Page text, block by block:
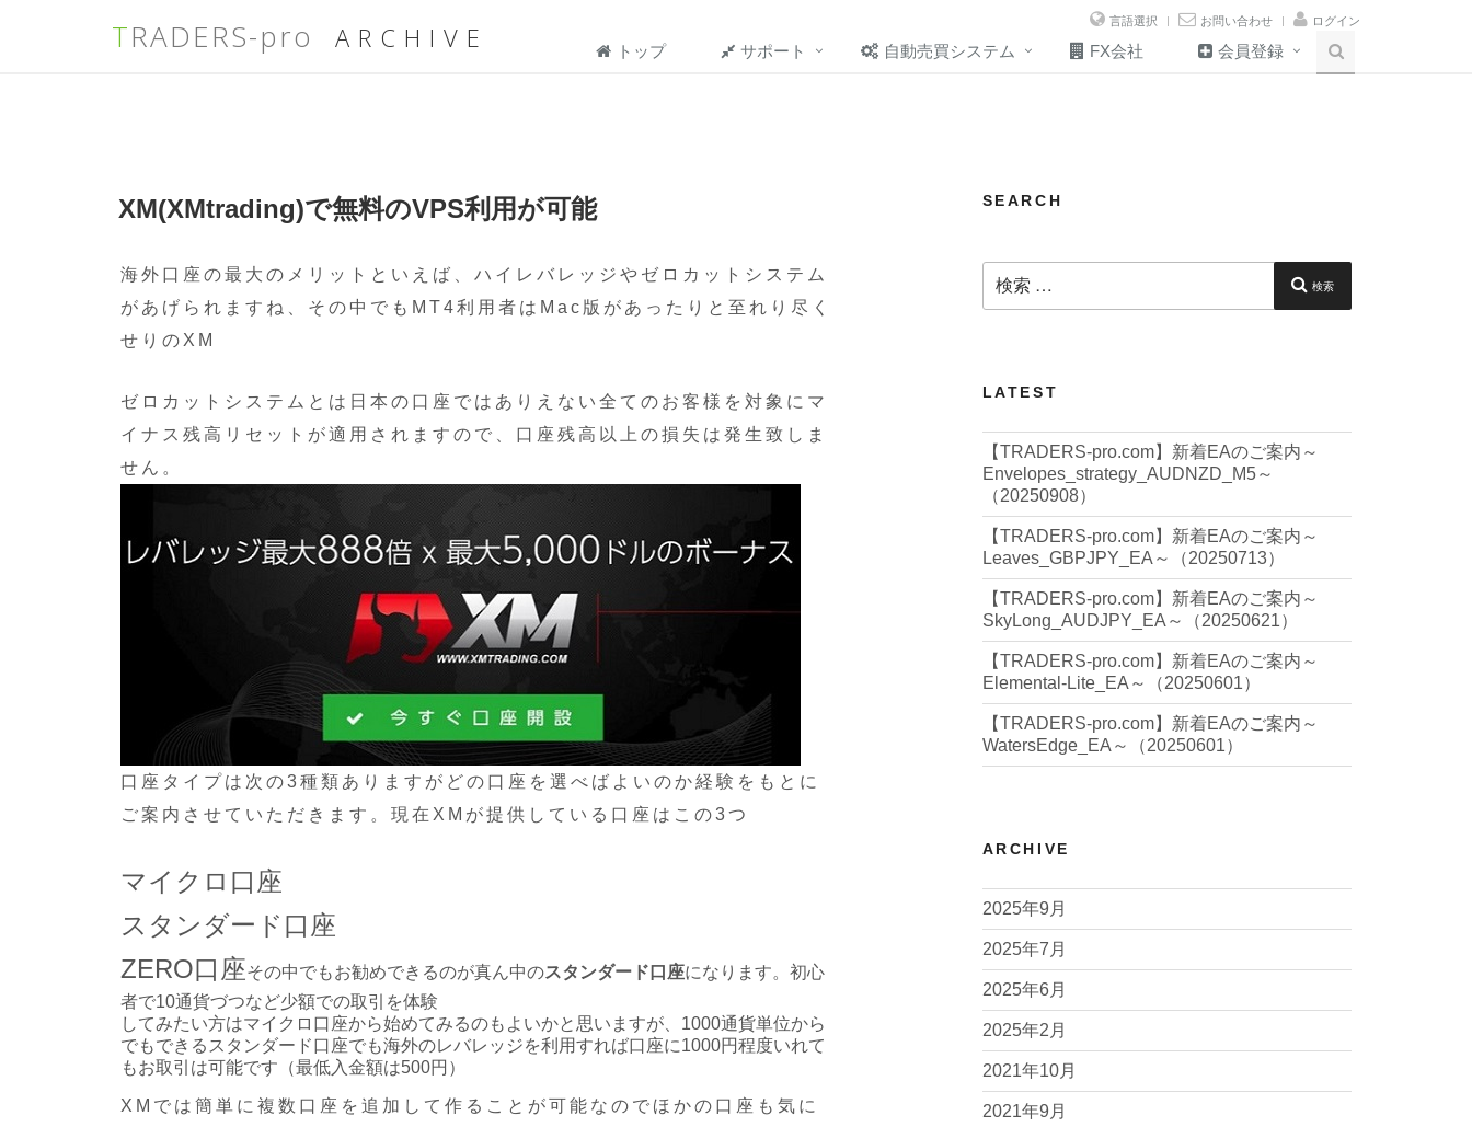
TRADERS-pro ARCHIVE 言語選択 お問い合わせ ログイン
トップ サポート 自動売買システム FX会社
会員登録
稿
XM(XMtrading)で無料のVPS利用が可能
海外口座の最大のメリットといえば、ハイレバレッジやゼロカットシステム
があげられますね、その中でもMT4利用者はMac版があったりと至れり尽く
せりのXM
ゼロカットシステムとは日本の口座ではありえない全てのお客様を対象にマ
イナス残高リセットが適用されますので、口座残高以上の損失は発生致しま
せん。
口座タイプは次の3種類ありますがどの口座を選べばよいのか経験をもとに
ご案内させていただきます。現在XMが提供している口座はこの3つ
マイクロ口座
スタンダード口座
ZERO口座その中でもお勧めできるのが真ん中のスタンダード口座になります。初心
者で10通貨づつなど少額での取引を体験
してみたい方はマイクロ口座から始めてみるのもよいかと思いますが、1000通貨単位から
でもできるスタンダード口座でも海外のレバレッジを利用すれば口座に1000円程度いれて
もお取引は可能です（最低入金額は500円）
XMでは簡単に複数口座を追加して作ることが可能なのでほかの口座も気に
SEARCH
検
索:
検索
LATEST
【TRADERS-pro.com】新着EAのご案内～
Envelopes_strategy_AUDNZD_M5～
（20250908）
【TRADERS-pro.com】新着EAのご案内～
Leaves_GBPJPY_EA～（20250713）
【TRADERS-pro.com】新着EAのご案内～
SkyLong_AUDJPY_EA～（20250621）
【TRADERS-pro.com】新着EAのご案内～
Elemental-Lite_EA～（20250601）
【TRADERS-pro.com】新着EAのご案内～
WatersEdge_EA～（20250601）
ARCHIVE
2025年9月
2025年7月
2025年6月
2025年2月
2021年10月
2021年9月